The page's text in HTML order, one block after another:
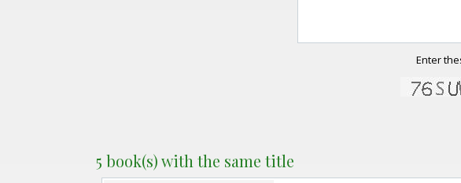
Enter
5 book(s) with the same title